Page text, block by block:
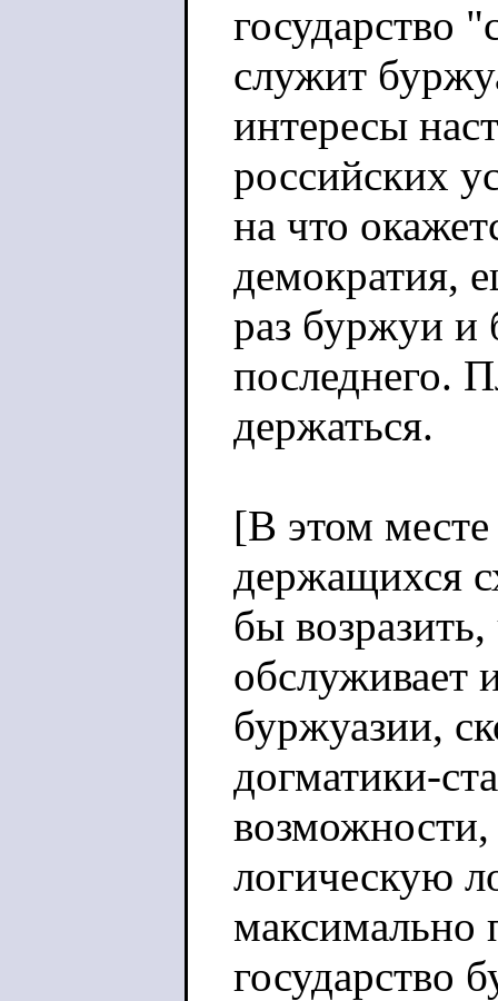
государство
служит
интересы
российских
на что
демократия,
раз буржуи и
последнего.
держаться.
[В этом
держащихся
бы возразить,
обслуживает
буржуазии,
догматики-
возможности,
логическую
максимально
государство